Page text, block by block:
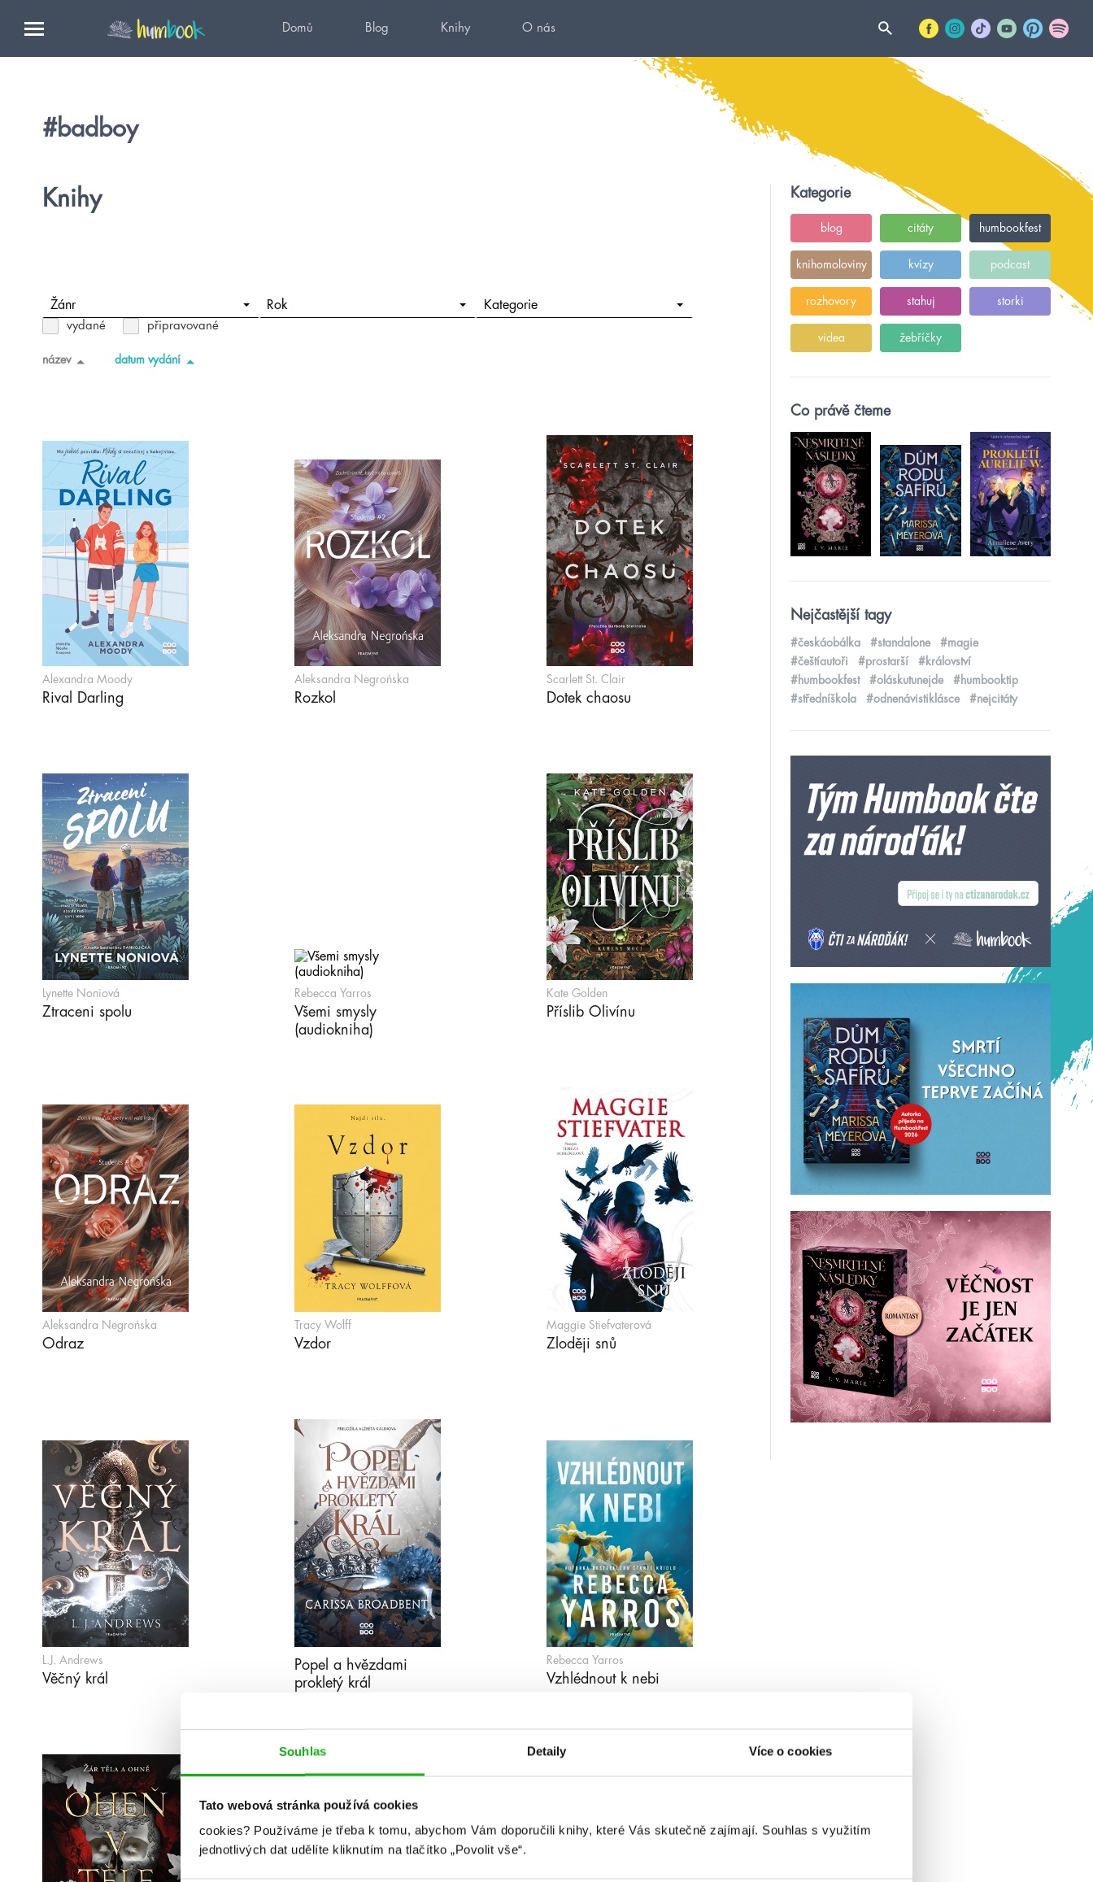
Souhlas Detaily Více o cookies
Tato webová stránka používá cookies
cookies? Používáme je třeba k tomu, abychom Vám doporučili knihy, které Vás skutečně zajímají. Souhlas s využitím
jednotlivých dat udělíte kliknutím na tlačítko „Povolit vše“.
Domů Blog Knihy O nás
#badboy
Knihy
Žánr Rok Kategorie
vydané připravované
název datum vydání
Alexandra Moody
Rival Darling
Aleksandra Negrońska
Rozkol
Scarlett St. Clair
Dotek chaosu
Lynette Noniová
Ztraceni spolu
Rebecca Yarros
Všemi smysly
(audiokniha)
Kate Golden
Příslib Olivínu
Aleksandra Negrońska
Odraz
Tracy Wolff
Vzdor
Maggie Stiefvaterová
Zloději snů
L.J. Andrews
Věčný král
Popel a hvězdami
prokletý král
Rebecca Yarros
Vzhlédnout k nebi
Kategorie
blog citáty humbookfest
knihomoloviny kvízy podcast
rozhovory stahuj storki
videa žebříčky
Co právě čteme
Nejčastější tagy
#českáobálka #standalone
#magie
#češtíautoři
#prostarší
#království
#humbookfest
#oláskutunejde
#humbooktip
#středníškola
#odnenávistiklásce #nejcitáty